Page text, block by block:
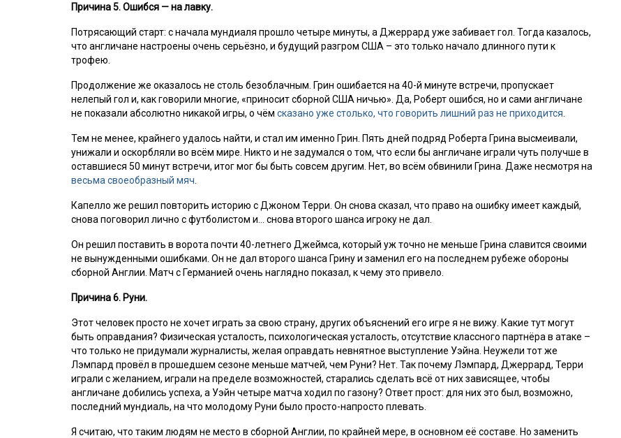
Причина 5. Ошибся — на лавку.
Потрясающий старт: с начала мундиаля прошло четыре минуты, а Джеррард уже забивает гол. Тогда казалось,
что англичане настроены очень серьёзно, и будущий разгром США – это только начало длинного пути к
трофею.
Продолжение же оказалось не столь безоблачным. Грин ошибается на 40-й минуте встречи, пропускает
нелепый гол и, как говорили многие, «приносит сборной США ничью». Да, Роберт ошибся, но и сами англичане
не показали абсолютно никакой игры, о чём сказано уже столько, что говорить лишний раз не приходится
Тем не менее, крайнего удалось найти, и стал им именно Грин. Пять дней подряд Роберта Грина высмеивали,
унижали и оскорбляли во всём мире. Никто и не задумался о том, что если бы англичане играли чуть получше в
оставшиеся 50 минут встречи, итог мог бы быть совсем другим. Нет, во всём обвинили Грина. Даже несмотря на
весьма своеобразный мяч
Капелло же решил повторить историю с Джоном Терри. Он снова сказал, что право на ошибку имеет каждый,
снова поговорил лично с футболистом и… снова второго шанса игроку не дал.
Он решил поставить в ворота почти 40-летнего Джеймса, который уж точно не меньше Грина славится своими
не вынужденными ошибками. Он не дал второго шанса Грину и заменил его на последнем рубеже обороны
сборной Англии. Матч с Германией очень наглядно показал, к чему это привело.
Причина 6. Руни.
Этот человек просто не хочет играть за свою страну, других объяснений его игре я не вижу. Какие тут могут
быть оправдания? Физическая усталость, психологическая усталость, отсутствие классного партнёра в атаке –
что только не придумали журналисты, желая оправдать невнятное выступление Уэйна. Неужели тот же
Лэмпард провёл в прошедшем сезоне меньше матчей, чем Руни? Нет. Так почему Лэмпард, Джеррард, Терри
играли с желанием, играли на пределе возможностей, старались сделать всё от них зависящее, чтобы
англичане добились успеха, а Уэйн четыре матча ходил по газону? Ответ прост: для них это был, возможно,
последний мундиаль, на что молодому Руни было просто-напросто плевать.
Я считаю, что таким людям не место в сборной Англии, по крайней мере, в основном её составе. Но заменить